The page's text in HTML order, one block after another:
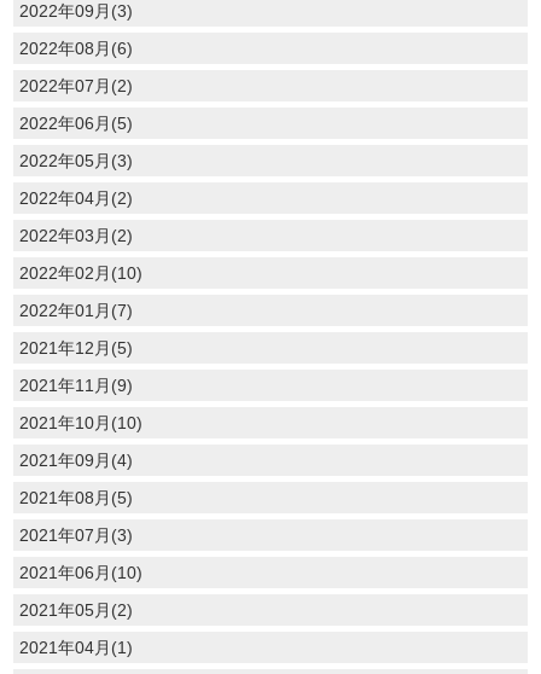
2022年09月(3)
2022年08月(6)
2022年07月(2)
2022年06月(5)
2022年05月(3)
2022年04月(2)
2022年03月(2)
2022年02月(10)
2022年01月(7)
2021年12月(5)
2021年11月(9)
2021年10月(10)
2021年09月(4)
2021年08月(5)
2021年07月(3)
2021年06月(10)
2021年05月(2)
2021年04月(1)